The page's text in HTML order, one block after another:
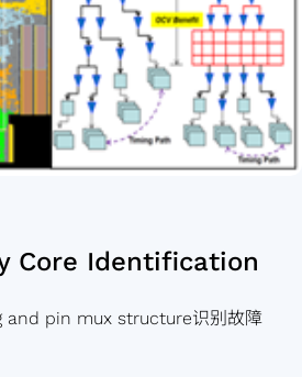
Core Identification
and pin mux structure识别故障